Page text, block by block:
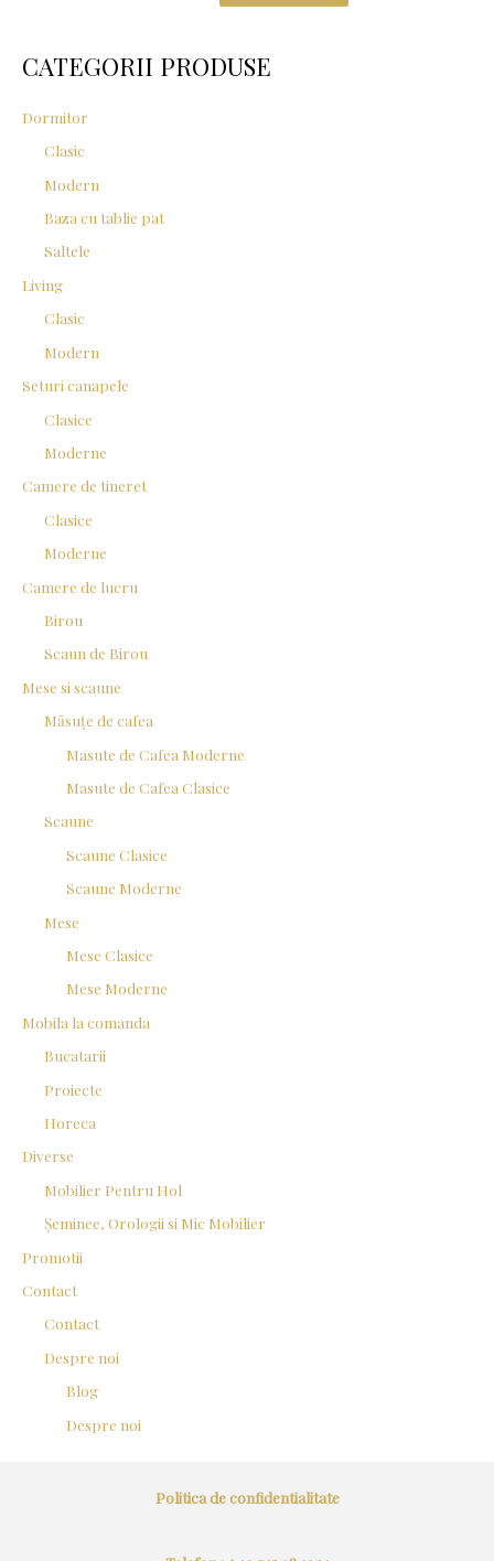
h
o
CATEGORII PRODUSE
Dormitor
Clasic
Modern
Baza cu tablie pat
Saltele
Living
Clasic
Modern
Seturi canapele
Clasice
Moderne
Camere de tineret
Clasice
Moderne
Camere de lucru
Birou
Scaun de Birou
Mese si scaune
Măsuțe de cafea
Masute de Cafea Moderne
Masute de Cafea Clasice
Scaune
Scaune Clasice
Scaune Moderne
Mese
Mese Clasice
Mese Moderne
Mobila la comanda
Bucatarii
Proiecte
Horeca
Diverse
Mobilier Pentru Hol
Șeminee, Orologii si Mic Mobilier
Promotii
Contact
Contact
Despre noi
Blog
Despre noi
Politica de confidentialitate